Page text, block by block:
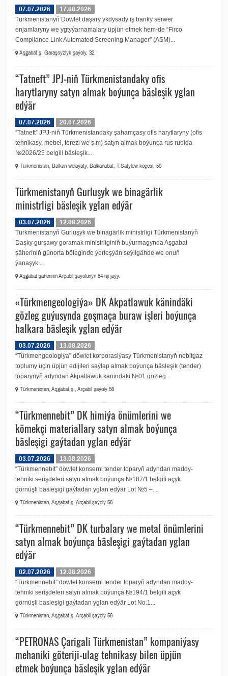
07.07.2026
17.08.2026
Türkmenistanyň Döwlet daşary ykdysady iş banky serwer
enjamlaryny we ygtyýarnamalary üpjün etmek hem-de “Firco
Compliance Link Automated Screening Manager” (ASM)...
Aşgabat ş, Garaşsyzlyk şaýoly, 32
“Tatneft” JPJ-niň Türkmenistandaky ofis
harytlaryny satyn almak boýunça bäsleşik yglan
edýär
07.07.2026
20.07.2026
“Tatneft” JPJ-niň Türkmenistandaky şahamçasy ofis harytlaryny (ofis
tehnikasy, mebel, terezi we ş.m) satyn almak boýunça rus rublda
№2026/25 belgili bäsleşik...
Türkmenistan, Balkan welaýaty, Balkanabat, T.Satylow köçesi, 59
Türkmenistanyň Gurluşyk we binagärlik
ministrligi bäsleşik yglan edýär
03.07.2026
12.08.2026
Türkmenistanyň Gurluşyk we binagärlik ministrligi Türkmenistanyň
Daşky gurşawy goramak ministrliginiň buýurmagynda Aşgabat
şäheriniň günorta böleginde ýerleşýän seýilgähde we onuň
ýanaşyk...
Aşgabat şäheriniň Arçabil şaýolunyň 84-nji jaýy.
«Türkmengeologiýa» DK Akpatlawuk känindäki
gözleg guýusynda goşmaça buraw işleri boýunça
halkara bäsleşik yglan edýär
03.07.2026
13.08.2026
“Türkmengeologiýa” döwlet korporasiýasy Türkmenistanyň nebitgaz
toplumy üçin üpjün edijileri saýlap almak boýunça bäsleşik (tender)
toparynyň adyndan Akpatlawuk känindäki №01 gözleg...
Türkmenistan, Aşgabat ş., Arçabil şaýoly 56
“Türkmennebit” DK himiýa önümlerini we
kömekçi materiallary satyn almak boýunça
bäsleşigi gaýtadan yglan edýär
03.07.2026
13.08.2026
“Türkmennebit” döwlet konserni tender toparyň adyndan maddy-
tehniki serişdeleri satyn almak boýunça №187/1 belgili açyk
görnüşli bäsleşigi gaýtadan yglan edýär Lot №5 –...
Türkmenistan, Aşgabat ş. Arçabil şaýoly 56
“Türkmennebit” DK turbalary we metal önümlerini
satyn almak boýunça bäsleşigi gaýtadan yglan
edýär
02.07.2026
12.08.2026
“Türkmennebit” döwlet konserni tender toparyň adyndan maddy-
tehniki serişdeleri satyn almak boýunça №194/1 belgili açyk
görnüşli bäsleşigi gaýtadan yglan edýär Lot No.1...
Türkmenistan, Aşgabat ş. Arçabil şaýoly 56
“PETRONAS Çarigali Türkmenistan” kompaniýasy
mehaniki göteriji-ulag tehnikasy bilen üpjün
etmek boýunça bäsleşik yglan edýär